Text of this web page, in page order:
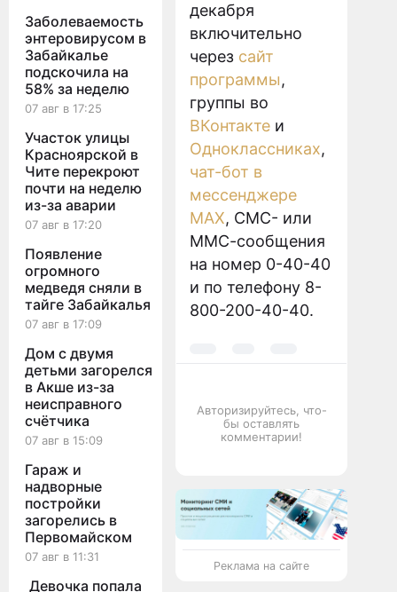
Заболеваемость
энтеровирусом в
Забайкалье
подскочила на
58% за неделю
07 авг в 17:25
Участок улицы
Красноярской в
Чите перекроют
почти на неделю
из-за аварии
07 авг в 17:20
Появление
огромного
медведя сняли в
тайге Забайкалья
07 авг в 17:09
Дом с двумя
детьми загорелся
в Акше из-за
неисправного
счётчика
07 авг в 15:09
Гараж и
надворные
постройки
загорелись в
Первомайском
07 авг в 11:31
Девочка попала
декабря
включительно
через сайт
программы,
группы во
ВКонтакте и
Одноклассниках,
чат-бот в
мессенджере
MAX, СМС- или
ММС-сообщения
на номер 0-40-40
и по телефону 8-
800-200-40-40.
Авторизируйтесь, что-
бы оставлять
комментарии!
Реклама на сайте